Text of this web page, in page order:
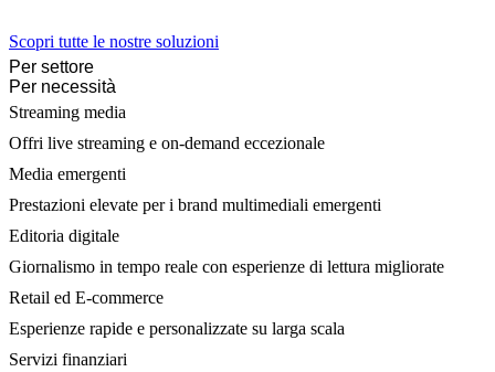
Scopri tutte le nostre soluzioni
Per settore
Per necessità
Streaming media
Offri live streaming e on-demand eccezionale
Media emergenti
Prestazioni elevate per i brand multimediali emergenti
Editoria digitale
Giornalismo in tempo reale con esperienze di lettura migliorate
Retail ed E-commerce
Esperienze rapide e personalizzate su larga scala
Servizi finanziari